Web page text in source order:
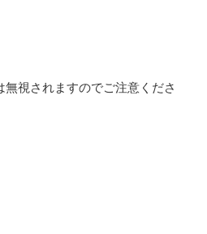
視されますのでご注意くださ